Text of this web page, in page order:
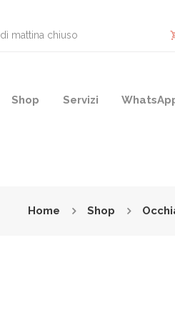
mattina chiuso
Shop Servizi
Home Shop